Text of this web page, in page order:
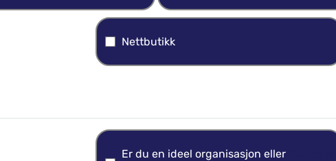
Nettbutikk
Er du en ideel organisasjon eller